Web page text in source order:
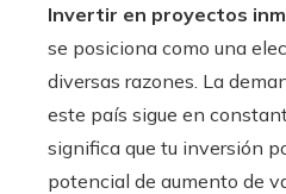
Invertir en proyectos
se posiciona como una
diversas razones. La
este país sigue en
significa que tu inversión
potencial de aumento de